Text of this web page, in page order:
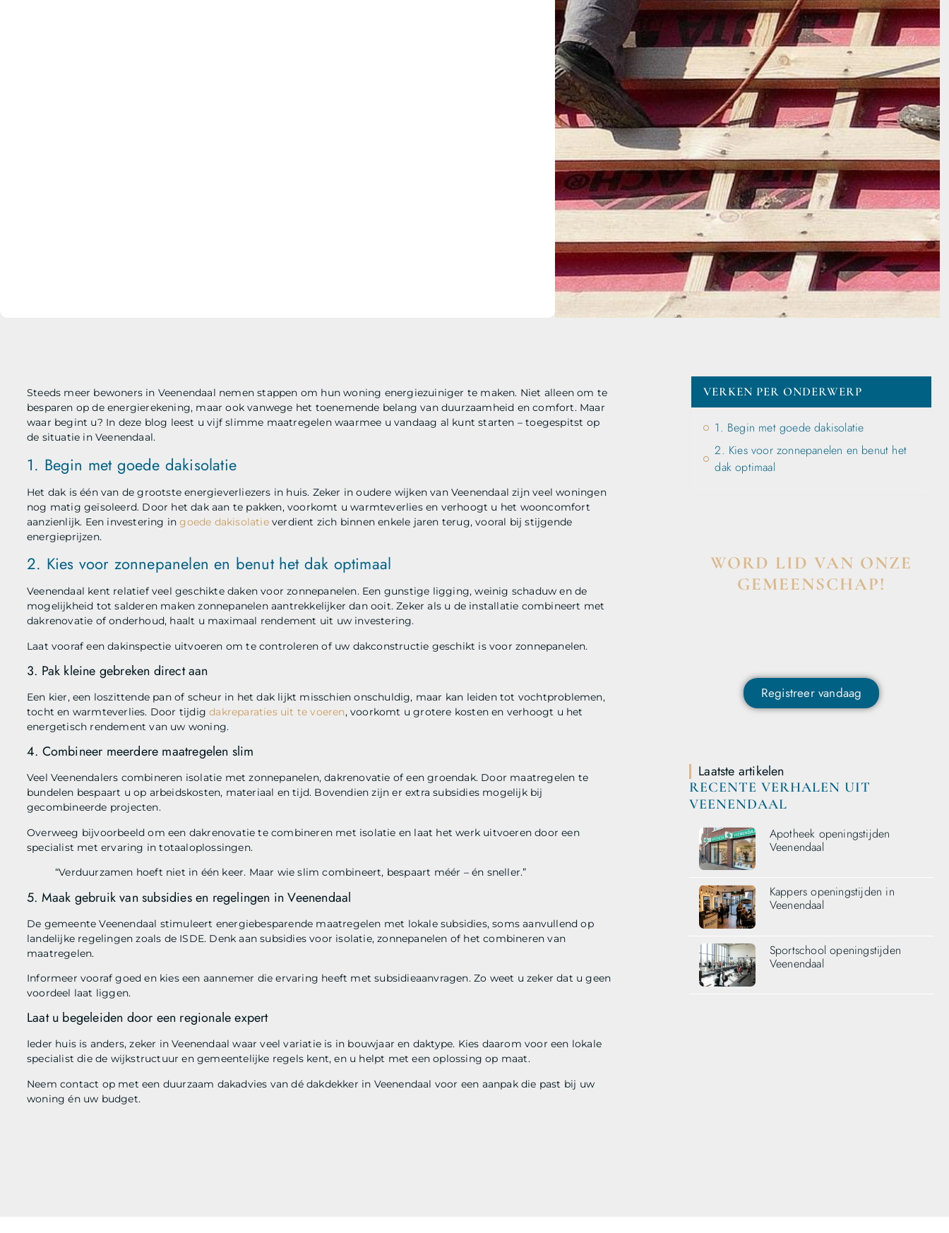
Steeds meer bewoners in Veenendaal nemen stappen om hun woning energiezuiniger te maken. Niet alleen om te
besparen op de energierekening, maar ook vanwege het toenemende belang van duurzaamheid en comfort. Maar
waar begint u? In deze blog leest u vijf slimme maatregelen waarmee u vandaag al kunt starten – toegespitst op
de situatie in Veenendaal.
1. Begin met goede dakisolatie
Het dak is één van de grootste energieverliezers in huis. Zeker in oudere wijken van Veenendaal zijn veel woningen
nog matig geïsoleerd. Door het dak aan te pakken, voorkomt u warmteverlies en verhoogt u het wooncomfort
aanzienlijk. Een investering ingoede dakisolatieverdient zich binnen enkele jaren terug, vooral bij stijgende
energieprijzen.
2. Kies voor zonnepanelen en benut het dak optimaal
Veenendaal kent relatief veel geschikte daken voor zonnepanelen. Een gunstige ligging, weinig schaduw en de
mogelijkheid tot salderen maken zonnepanelen aantrekkelijker dan ooit. Zeker als u de installatie combineert met
dakrenovatie of onderhoud, haalt u maximaal rendement uit uw investering.
Laat vooraf een dakinspectie uitvoeren om te controleren of uw dakconstructie geschikt is voor zonnepanelen.
3. Pak kleine gebreken direct aan
Een kier, een loszittende pan of scheur in het dak lijkt misschien onschuldig, maar kan leiden tot vochtproblemen,
tocht en warmteverlies. Door tijdigdakreparaties uit te voeren, voorkomt u grotere kosten en verhoogt u het
energetisch rendement van uw woning.
4. Combineer meerdere maatregelen slim
Veel Veenendalers combineren isolatie met zonnepanelen, dakrenovatie of een groendak. Door maatregelen te
bundelen bespaart u op arbeidskosten, materiaal en tijd. Bovendien zijn er extra subsidies mogelijk bij
gecombineerde projecten.
Overweeg bijvoorbeeld om een dakrenovatie te combineren met isolatie en laat het werk uitvoeren door een
specialist met ervaring in totaaloplossingen.
“Verduurzamen hoeft niet in één keer. Maar wie slim combineert, bespaart méér – én sneller.”
5. Maak gebruik van subsidies en regelingen in Veenendaal
De gemeente Veenendaal stimuleert energiebesparende maatregelen met lokale subsidies, soms aanvullend op
landelijke regelingen zoals de ISDE. Denk aan subsidies voor isolatie, zonnepanelen of het combineren van
maatregelen.
Informeer vooraf goed en kies een aannemer die ervaring heeft met subsidieaanvragen. Zo weet u zeker dat u geen
voordeel laat liggen.
Laat u begeleiden door een regionale expert
Ieder huis is anders, zeker in Veenendaal waar veel variatie is in bouwjaar en daktype. Kies daarom voor een lokale
specialist die de wijkstructuur en gemeentelijke regels kent, en u helpt met een oplossing op maat.
Neem contact op met een duurzaam dakadvies van dé dakdekker in Veenendaal voor een aanpak die past bij uw
woning én uw budget.
VERKEN PER ONDERWERP
1. Begin met goede dakisolatie
2. Kies voor zonnepanelen en benut het
dak optimaal
WORD LID VAN ONZE
GEMEENSCHAP!
Registreer vandaag
Laatste artikelen
RECENTE VERHALEN UIT
VEENENDAAL
Apotheek openingstijden
Veenendaal
Kappers openingstijden in
Veenendaal
Sportschool openingstijden
Veenendaal